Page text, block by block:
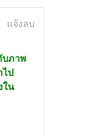
แจ้งลบ
บภาพ
ป
ใน